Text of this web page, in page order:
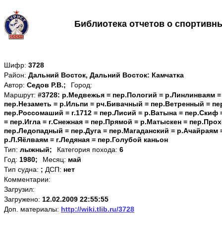
Библиотека отчетов о
Шифр: 3728
Район: Дальний Восток, Дальний Восток: Камчатка
Автор: Седов Р.В.;
Город:
Маршрут: #3728: р.Медвежья = пер.Пологий = р.Линлинваям
пер.Незаметь = р.Ильпи = рч.Бивачный = пер.Ветренный =
пер.Россомаший = г.1712 = пер.Лисий = р.Ватына =
= пер.Игла = г.Снежная = пер.Прямой = р.Матыскен =
пер.Ледопадный = пер.Дуга = пер.Магаданский = р.Ачайраям
р.Л.Яёлваям = г.Ледяная = пер.Голубой каньон
Тип: лыжный; Категория похода: 6
Год: 1980; Месяц: май
Тип судна: ; ДСП: нет
Комментарии:
Загрузил:
Загружено: 12.02.2009 22:55:55
Доп. материалы: http://wiki.tlib.ru/3728